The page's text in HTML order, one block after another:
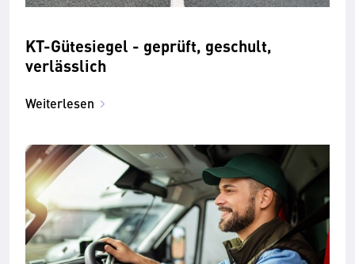
KT-Gütesiegel - geprüft, geschult,
verlässlich
Weiterlesen